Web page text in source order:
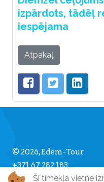
izpārdots, tādēļ
iespējama
Atpakaļ
© 2026, Edem-Tour
+371 67 282 183
info [] edemtour.lv
Šī tīmekļa vietne